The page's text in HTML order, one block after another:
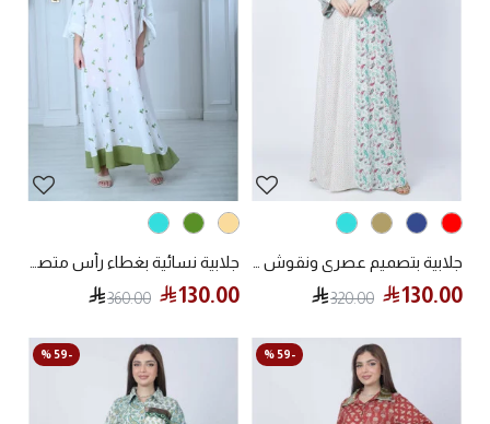
130.00
320.00
130.00
360.00
-59 %
-59 %